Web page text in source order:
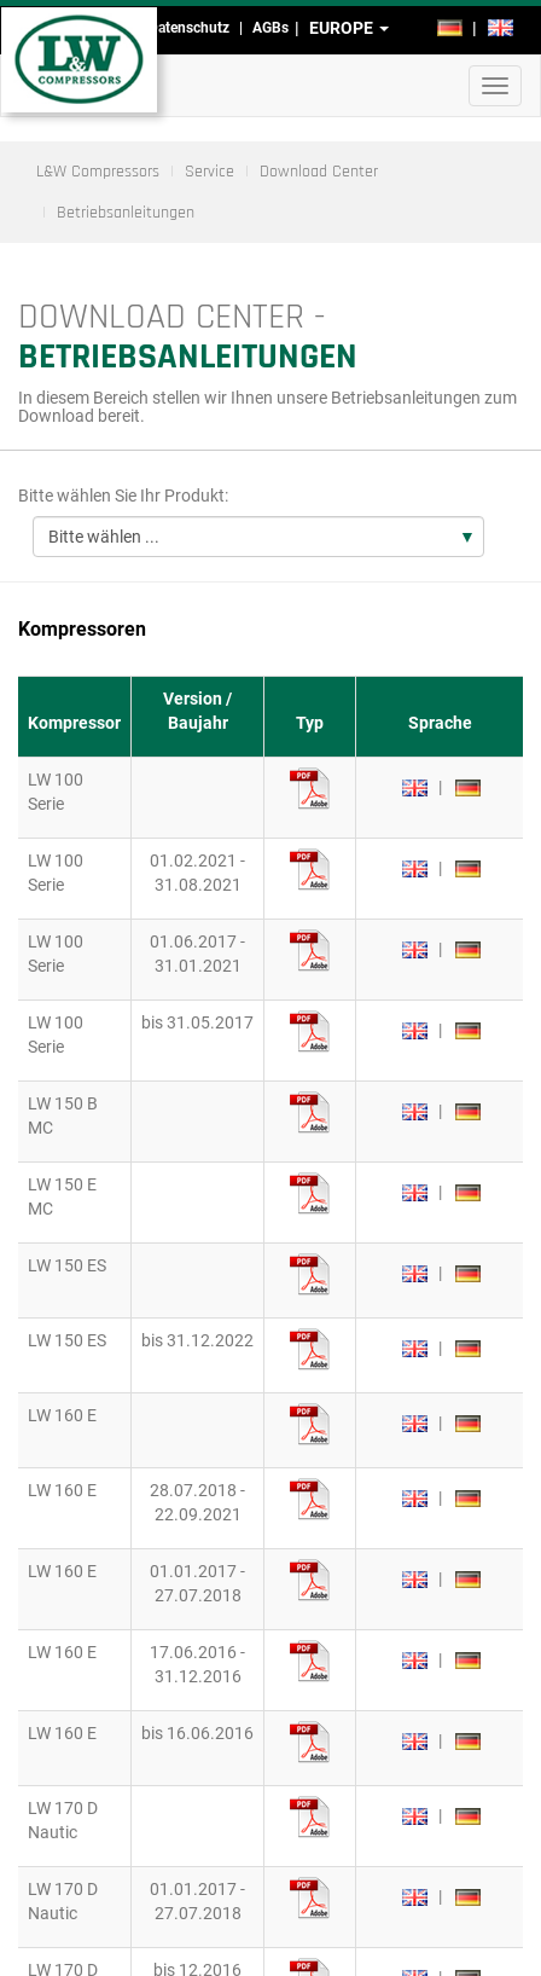
Direkt
zum
Inhalt
DE EN
EUROPE
Kopf-
und
Fußmenü
Impressum Datenschutz AGBs
L&W Compressors Service
Download Center
Betriebsanleitungen
DOWNLOAD CENTER -
BETRIEBSANLEITUNGEN
In diesem Bereich stellen wir Ihnen unsere Betriebsanleitungen zum
Download bereit.
Bitte wählen Sie Ihr Produkt:
Kompressoren
Kompressor
Version /
Baujahr
Typ Sprache
LW 100
Serie
|
LW 100
Serie
01.02.2021 -
31.08.2021
|
LW 100
Serie
01.06.2017 -
31.01.2021
|
LW 100
Serie
bis 31.05.2017 |
LW 150 B
MC
|
LW 150 E
MC
|
LW 150 ES |
LW 150 ES bis 31.12.2022 |
LW 160 E |
LW 160 E
28.07.2018 -
22.09.2021
|
LW 160 E
01.01.2017 -
27.07.2018
|
LW 160 E
17.06.2016 -
31.12.2016
|
LW 160 E bis 16.06.2016 |
LW 170 D
Nautic
|
LW 170 D
Nautic
01.01.2017 -
27.07.2018
|
LW 170 D
bis 12.2016